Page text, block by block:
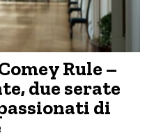
Rule –
due serate
di